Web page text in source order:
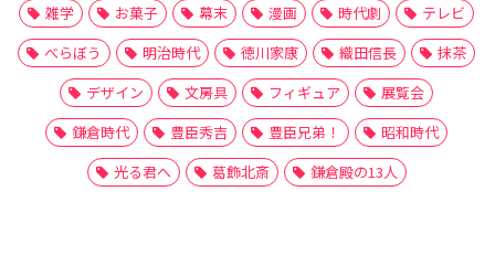
雑学
お菓子 幕末 漫画 時代劇
テレビ
べらぼう
明治時代 徳川家康 織田信長
抹茶
デザイン
文房具 フィギュア
展覧会
鎌倉時代
豊臣秀吉 豊臣兄弟！
昭和時代
光る君へ
葛飾北斎 鎌倉殿の13人